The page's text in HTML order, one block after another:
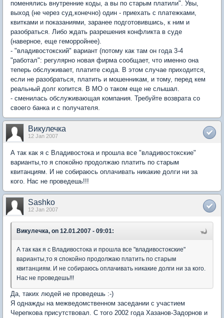
поменялись внутренние коды, а вы по старым платили". Увы,
выход (не через суд,конечно) один - приехать с платежками,
квитками и показаниями, заранее подготовившись, к ним и
разобраться. Либо ждать разрешения конфликта в суде
(наверное, еще геморройнее).
- "владивостокский" вариант (потому как там он года 3-4
"работал": регулярно новая фирма сообщает, что именно она
теперь обслуживает, платите сюда. В этом случае приходится,
если не разобраться, платить и мошенникам, и тому, перед кем
реальный долг копится. В МО о таком еще не слышал.
- сменилась обслуживающая компания. Требуйте возврата со
своего банка и с получателя.
Викулечка
12 Jan 2007
А так как я с Владивостока и прошла все "владивостокские"
варианты,то я спокойно продолжаю платить по старым
квитанциям. И не собираюсь оплачивать никакие долги ни за
кого. Нас не проведешь!!!
Sashko
12 Jan 2007
Викулечка, on 12.01.2007 - 09:01:
А так как я с Владивостока и прошла все "владивостокские"
варианты,то я спокойно продолжаю платить по старым
квитанциям. И не собираюсь оплачивать никакие долги ни за кого.
Нас не проведешь!!!
Да, таких людей не проведешь :-)
Я однажды на межведомственном заседании с участием
Черепкова присутствовал. С того 2002 года Хазанов-Задорнов и